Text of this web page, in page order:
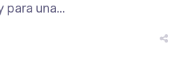
para una...